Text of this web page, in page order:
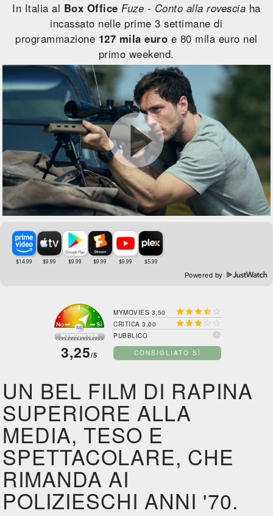
In Italia al Box Office Fuze - Conto alla rovescia ha
incassato nelle prime 3 settimane di
programmazione 127 mila euro e 80 mila euro nel
primo weekend.
Powered by
3,25/5
MYMOVIES 3,50  
CRITICA 3,00   
PUBBLICO 
CONSIGLIATO SÌ
UN BEL FILM DI RAPINA
SUPERIORE ALLA
MEDIA, TESO E
SPETTACOLARE, CHE
RIMANDA AI
POLIZIESCHI ANNI '70.